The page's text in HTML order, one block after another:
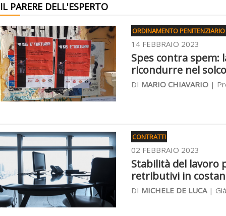
IL PARERE DELL'ESPERTO
ORDINAMENTO PENITENZIARIO
14 FEBBRAIO 2023
Spes contra spem:
ricondurre nel
DI MARIO CHIAVARIO |
CONTRATTI
02 FEBBRAIO 2023
Stabilità del lavoro
retributivi in
DI MICHELE DE LUCA| Già